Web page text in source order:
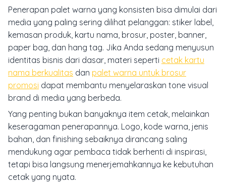
Penerapan palet warna yang konsisten bisa dimulai dari
media yang paling sering dilihat pelanggan: stiker label,
kemasan produk, kartu nama, brosur, poster, banner,
paper bag, dan hang tag. Jika Anda sedang menyusun
identitas bisnis dari dasar, materi seperti cetak kartu
nama berkualitas dan palet warna untuk brosur
promosi dapat membantu menyelaraskan tone visual
brand di media yang berbeda.
Yang penting bukan banyaknya item cetak, melainkan
keseragaman penerapannya. Logo, kode warna, jenis
bahan, dan finishing sebaiknya dirancang saling
mendukung agar pembaca tidak berhenti di inspirasi,
tetapi bisa langsung menerjemahkannya ke kebutuhan
cetak yang nyata.